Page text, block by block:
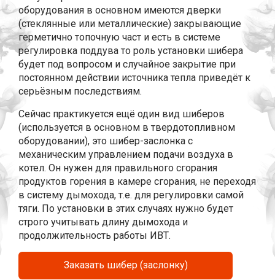
оборудования в основном имеются дверки
(стеклянные или металлические) закрывающие
герметично топочную част и есть в системе
регулировка поддува то роль установки шибера
будет под вопросом и случайное закрытие при
постоянном действии источника тепла приведёт к
серьёзным последствиям.
Сейчас практикуется ещё один вид шиберов
(используется в основном в твердотопливном
оборудовании), это шибер-заслонка с
механическим управлением подачи воздуха в
котел. Он нужен для правильного сгорания
продуктов горения в камере сгорания, не переходя
в систему дымохода, т.е. для регулировки самой
тяги. По установки в этих случаях нужно будет
строго учитывать длину дымохода и
продолжительность работы ИВТ.
Заказать шибер (заслонку)